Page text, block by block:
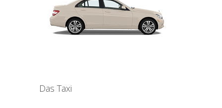
Das Taxi